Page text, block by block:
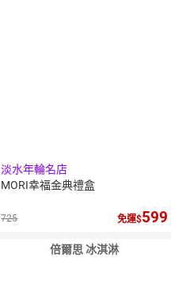
淡水年輪名店
MORI幸福金典禮盒
725 免運 599
倍爾思 冰淇淋